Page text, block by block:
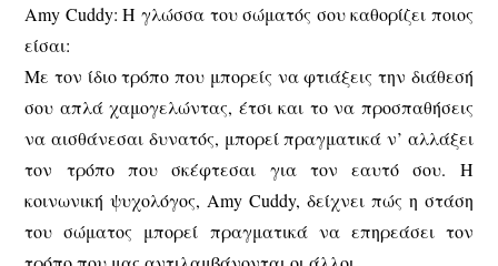
Amy Cuddy: Η γλώσσα του σώματός σου καθορίζει ποιος
είσαι:
Με τον ίδιο τρόπο που μπορείς να φτιάξεις την διάθεσή
σου απλά χαμογελώντας, έτσι και το να προσπαθήσεις
να αισθάνεσαι δυνατός, μπορεί πραγματικά ν’ αλλάξει
τον τρόπο που σκέφτεσαι για τον εαυτό σου. Η
κοινωνική ψυχολόγος, Amy Cuddy, δείχνει πώς η στάση
του σώματος μπορεί πραγματικά να επηρεάσει τον